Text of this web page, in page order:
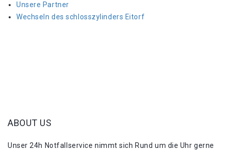
Unsere Partner
Wechseln des schlosszylinders Eitorf
ABOUT US
Unser 24h Notfallservice nimmt sich Rund um die Uhr gerne